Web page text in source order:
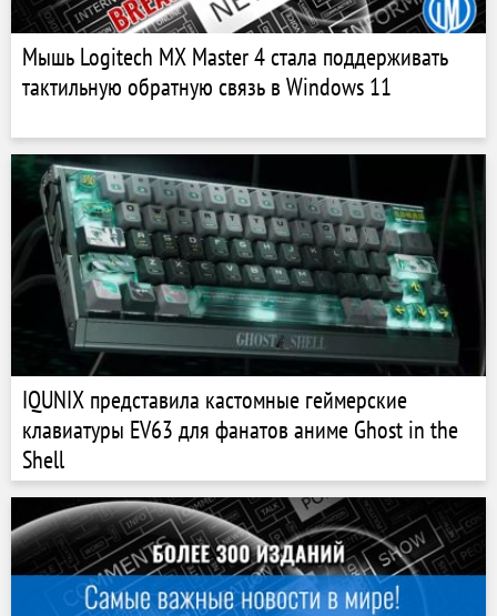
Мышь Logitech MX Master 4 стала поддерживать
тактильную обратную связь в Windows 11
IQUNIX представила кастомные геймерские
клавиатуры EV63 для фанатов аниме Ghost in the
Shell